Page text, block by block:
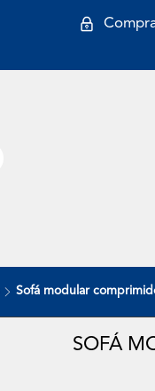
Sofá modular
SOFÁ